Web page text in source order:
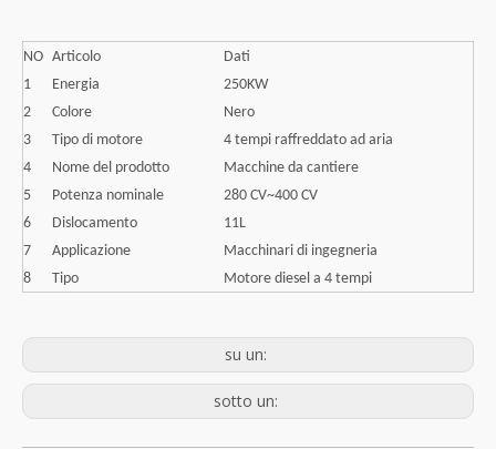
NO Articolo
Dati
1
Energia
250KW
2
Colore
Nero
3
Tipo di motore
4 tempi raffreddato ad aria
4
Nome del prodotto
Macchine da cantiere
5
Potenza nominale
280 CV~400 CV
6
Dislocamento
11L
7
Applicazione
Macchinari di ingegneria
8
Tipo Motore diesel a 4 tempi
su un:
sotto un: